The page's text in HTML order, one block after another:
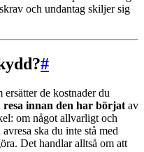
och undantag skiljer sig
#
de kostnader du
resa innan den har börjatav
om något allvarligt och
ska du inte stå med
Det handlar alltså om att